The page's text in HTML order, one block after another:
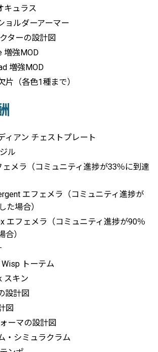
キュラス
ョルダーアーマー
ターの設計図
増強MOD
増強MOD
片（各色1種まで）
ィアン チェストプレート
ル
メラ（コミュニティ進捗が33％に到達
エフェメラ（コミュニティ進捗が
た場合）
エフェメラ（コミュニティ進捗が90％
合）
トーテム
スキン
設計図
図
ーマの設計図
・シミュラクラム